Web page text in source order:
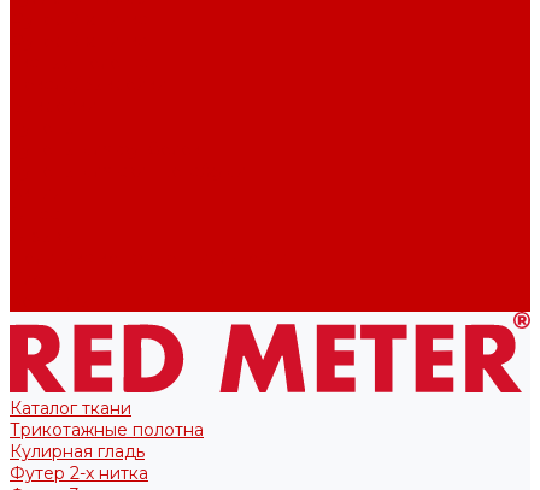
Каталог ткани
Трикотажные полотна
Кулирная гладь
Футер 2-х нитка